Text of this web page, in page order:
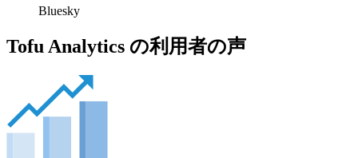
Bluesky
Tofu Analytics の利用者の声